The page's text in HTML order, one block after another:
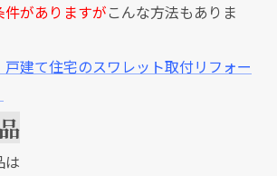
がありますがこんな方法もありま
建て住宅のスワレット取付リフォー
は